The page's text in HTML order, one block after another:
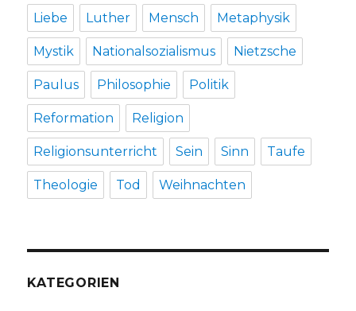
Liebe Luther Mensch Metaphysik
Mystik Nationalsozialismus Nietzsche
Paulus Philosophie Politik
Reformation Religion
Religionsunterricht Sein Sinn Taufe
Theologie Tod Weihnachten
KATEGORIEN